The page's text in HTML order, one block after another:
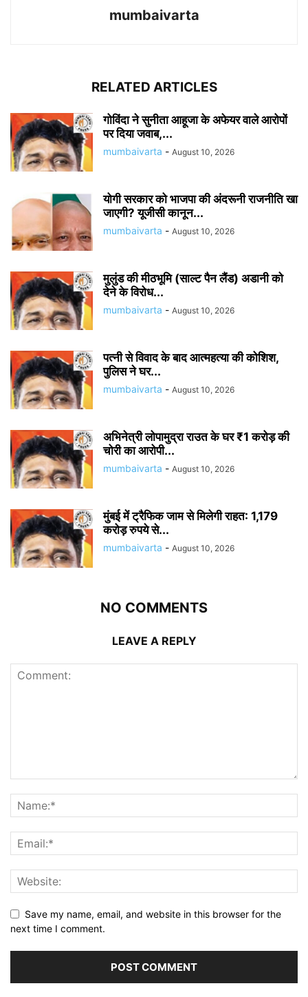
mumbaivarta
RELATED ARTICLES
गोविंदा ने सुनीता आहूजा के अफेयर वाले आरोपों
पर दिया जवाब,...
mumbaivarta - August 10, 2026
योगी सरकार को भाजपा की अंदरूनी राजनीति खा
जाएगी? यूजीसी कानून...
mumbaivarta - August 10, 2026
मुलुंड की मीठभूमि (साल्ट पैन लैंड) अडानी को
देने के विरोध...
mumbaivarta - August 10, 2026
पत्नी से विवाद के बाद आत्महत्या की कोशिश,
पुलिस ने घर...
mumbaivarta - August 10, 2026
अभिनेत्री लोपामुद्रा राउत के घर ₹1 करोड़ की
चोरी का आरोपी...
mumbaivarta - August 10, 2026
मुंबई में ट्रैफिक जाम से मिलेगी राहत: 1,179
करोड़ रुपये से...
mumbaivarta - August 10, 2026
NO COMMENTS
LEAVE A REPLY
Save my name, email, and website in this browser for the
next time I comment.